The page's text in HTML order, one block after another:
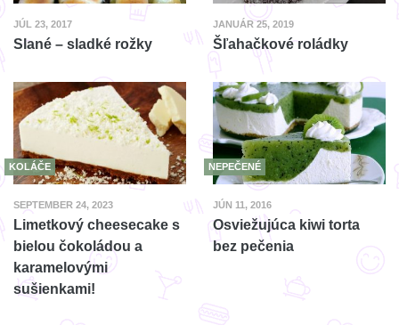
JÚL 23, 2017
Slané – sladké rožky
JANUÁR 25, 2019
Šľahačkové roládky
KOLÁČE
SEPTEMBER 24, 2023
Limetkový cheesecake s
bielou čokoládou a
karamelovými
sušienkami!
NEPEČENÉ
JÚN 11, 2016
Osviežujúca kiwi torta
bez pečenia